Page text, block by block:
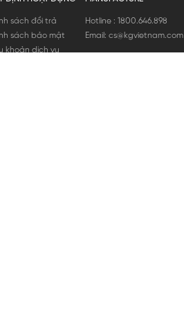
sách đổi trả
sách bảo mật
khoản dịch vụ
Hotline : 1800.646.898
Email: cs@kgvietnam.com